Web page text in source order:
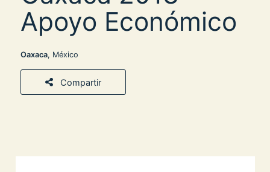
Apoyo Económico
Oaxaca, México
Compartir